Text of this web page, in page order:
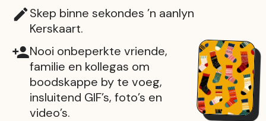
Skep binne sekondes ’n aanlyn
Kerskaart.
Nooi onbeperkte vriende,
familie en kollegas om
boodskappe by te voeg,
insluitend GIF’s, foto’s en
video’s.